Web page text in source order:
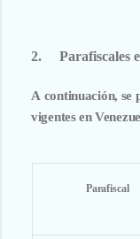
2. Parafiscales
A continuación, se
vigentes en
Parafiscal